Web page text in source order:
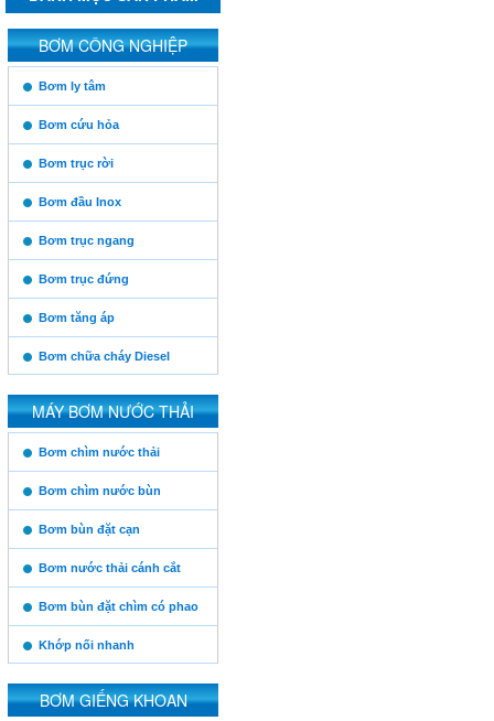
https:/www.high-
endrolex.com/13
BƠM CÔNG NGHIỆP
https:/www.high-
endrolex.com/13
Bơm ly tâm
Bơm cứu hỏa
Bơm trục rời
Bơm đầu Inox
Bơm trục ngang
Bơm trục đứng
Bơm tăng áp
Bơm chữa cháy Diesel
MÁY BƠM NƯỚC THẢI
https:/www.high-
endrolex.com/13
Bơm chìm nước thải
Bơm chìm nước bùn
Bơm bùn đặt cạn
Bơm nước thải cánh cắt
Bơm bùn đặt chìm có phao
Khớp nối nhanh
BƠM GIẾNG KHOAN
Vinaconex
Him Lam
Posco
Xuân Thành